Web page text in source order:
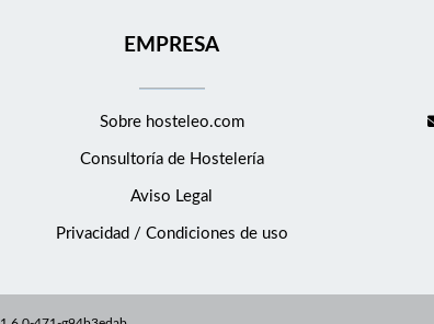
EMPRESA
Sobre hosteleo.com
Consultoría de Hostelería
Aviso Legal
Privacidad / Condiciones de uso